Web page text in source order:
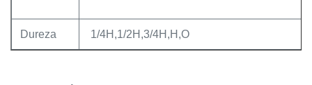
Dureza 1/4H,1/2H,3/4H,H,O